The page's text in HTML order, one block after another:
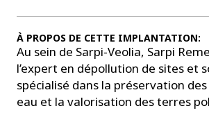
À PROPOS DE CETTE IMPLANTATION:
Au sein de Sarpi-Veolia, Sarpi
l’expert en dépollution de sites et
spécialisé dans la préservation
eau et la valorisation des terres